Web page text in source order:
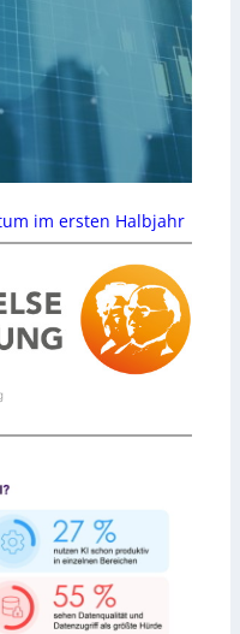
im ersten Halbjahr